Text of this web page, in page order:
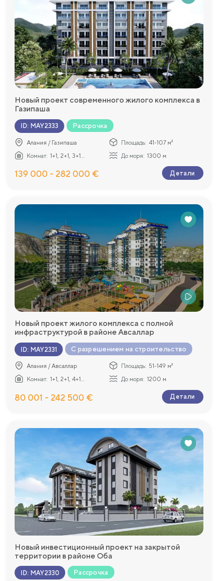
Новый проект современного жилого комплекса в
Газипаша
ID: MAY2333 Рассрочка
Алания / Газипаша Площадь: 41-107 м²
Комнат: 1+1, 2+1, 3+1... До моря: 1300 м
139 000 - 282 000 € Детали
Новый проект жилого комплекса с полной
инфраструктурой в районе Авсаллар
ID: MAY2331 С разрешением на строительство
Алания / Авсаллар Площадь: 51-149 м²
Комнат: 1+1, 2+1, 4+1... До моря: 1200 м
80 001 - 242 500 € Детали
Новый инвестиционный проект на закрытой
территории в районе Оба
ID: MAY2330 Рассрочка